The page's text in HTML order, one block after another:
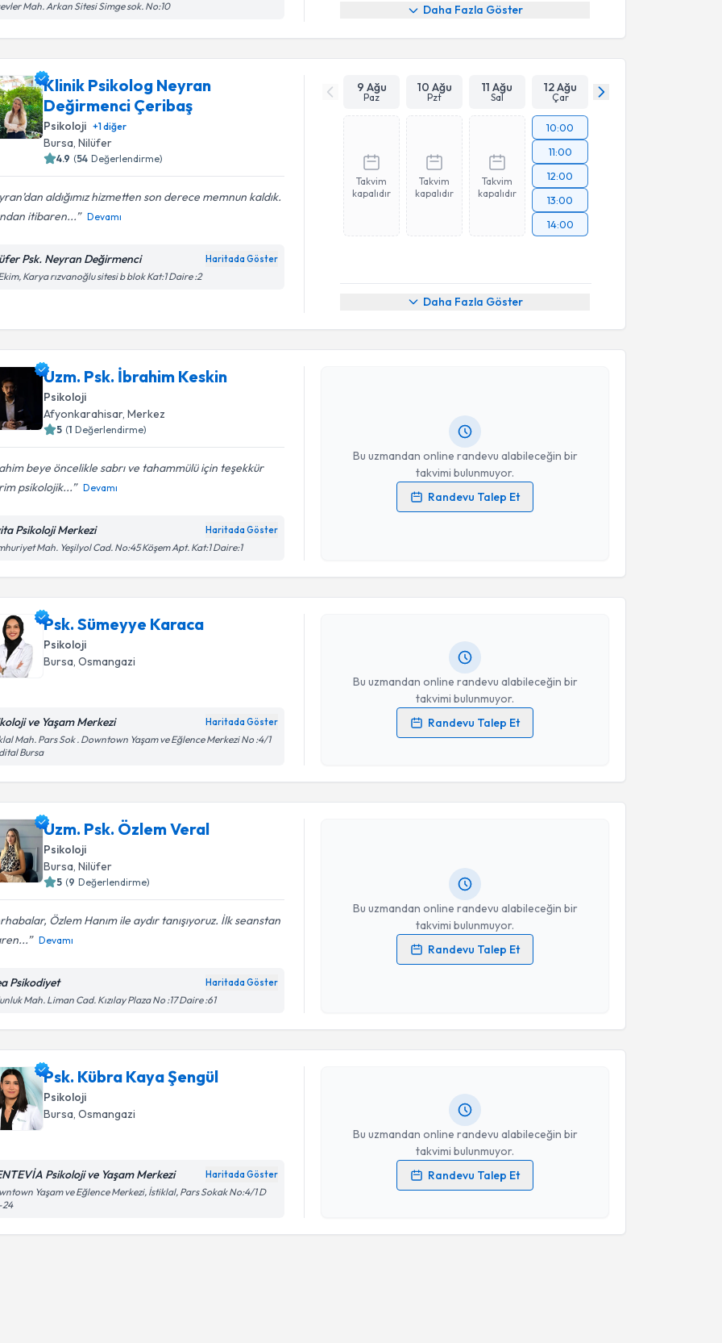
Mah. Arkan Sitesi Simge sok. No:10 Daha Fazla Göster
Klinik Psikolog Neyran
Değirmenci Çeribaş
Psikoloji +1diğer
Bursa , Nilüfer
4.9 (54 Değerlendirme)
aldığımız hizmetten son derece memnun kaldık.
itibaren...
Devamı
Psk. Neyran Değirmenci Haritada Göster
Karya rızvanoğlu sitesi b blok Kat:1 Daire :2
9 Ağu
Paz
10 Ağu
Pzt
11 Ağu
Sal
12 Ağu
Çar
Takvim
kapalıdır
Takvim
kapalıdır
Takvim
kapalıdır
10:00
11:00
12:00
13:00
14:00
Daha Fazla Göster
Uzm. Psk. İbrahim Keskin
Psikoloji
Afyonkarahisar, Merkez
5 (1 Değerlendirme)
beye öncelikle sabrı ve tahammülü için teşekkür
psikolojik...
Devamı
Psikoloji Merkezi Haritada Göster
Mah. Yeşilyol Cad. No:45 Köşem Apt. Kat:1 Daire:1
Bu uzmandan online randevu alabileceğin bir
takvimi bulunmuyor.
Randevu Talep Et
Randevu Takvimi Talebi
Uzm. Psk. İbrahim Keskin
Kişisel verilerimin işlenmesine ilişkinAydınlatma Metni
Takvim Talebini Gönder
Psk. Sümeyye Karaca
Psikoloji
Bursa, Osmangazi
ve Yaşam Merkezi Haritada Göster
Mah. Pars Sok . Downtown Yaşam ve Eğlence Merkezi No :4/1
Bursa
Bu uzmandan online randevu alabileceğin bir
takvimi bulunmuyor.
Randevu Talep Et
Psk. Sümeyye Karacaiçin randevu takvimi talebi oluşturun.
Size bu uzmandan randevu almanız için bir takvim
Kişisel verilerimin işlenmesine ilişkinAydınlatma Metni
Uzm. Psk. Özlem Veral
Psikoloji
Bursa, Nilüfer
5 (9 Değerlendirme)
Özlem Hanım ile aydır tanışıyoruz. İlk seanstan
Devamı
Psikodiyet Haritada Göster
Mah. Liman Cad. Kızılay Plaza No :17 Daire :61
Bu uzmandan online randevu alabileceğin bir
takvimi bulunmuyor.
Randevu Talep Et
Randevu Takvimi Talebi
Uzm. Psk. Özlem Veral
Kişisel verilerimin işlenmesine ilişkinAydınlatma Metni
Takvim Talebini Gönder
Psk. Kübra Kaya Şengül
Psikoloji
Bursa, Osmangazi
Psikoloji ve Yaşam Merkezi Haritada Göster
Yaşam ve Eğlence Merkezi, İstiklal, Pars Sokak No:4/1 D
24
Bu uzmandan online randevu alabileceğin bir
takvimi bulunmuyor.
Randevu Talep Et
Psk. Kübra Kaya Şengüliçin randevu takvimi talebi oluşturun.
Size bu uzmandan randevu almanız için bir takvim
Kişisel verilerimin işlenmesine ilişkinAydınlatma Metni